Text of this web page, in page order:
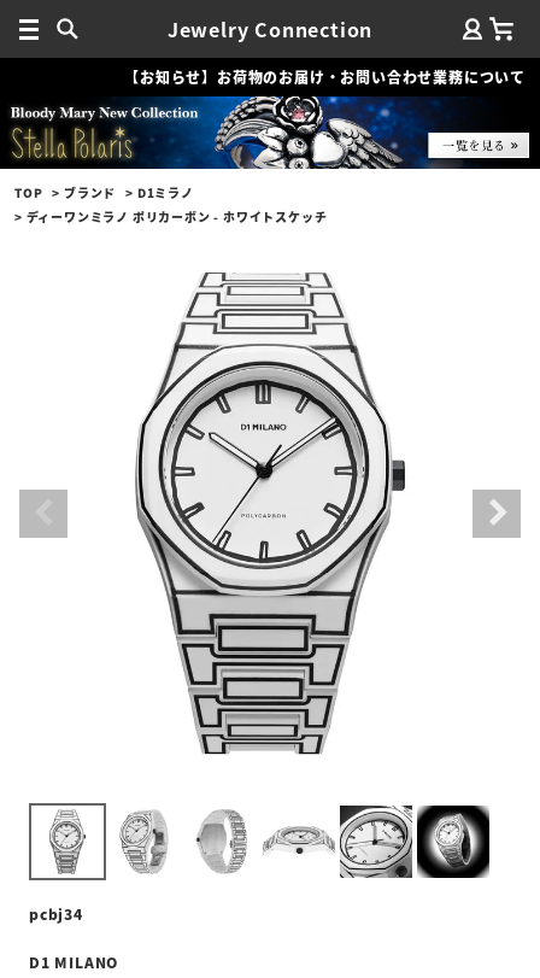
Jewelry Connection
【お知らせ】お荷物のお届け・お問い合わせ業務について
TOP ブランド
D1ミラノ
ディーワンミラノ ポリカーボン - ホワイトスケッチ
pcbj34
D1 MILANO